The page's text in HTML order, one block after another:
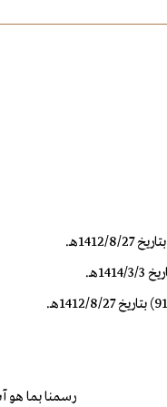
رسمنا بما هو